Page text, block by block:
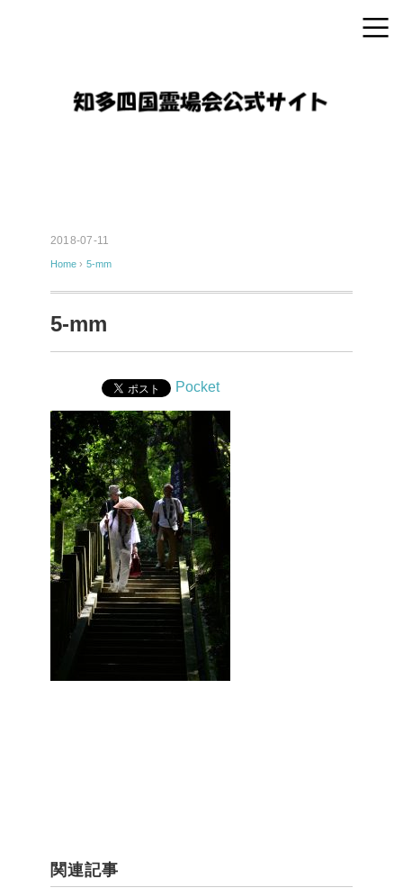
2018-07-11
Home › 5-mm
5-mm
Pocket
関連記事